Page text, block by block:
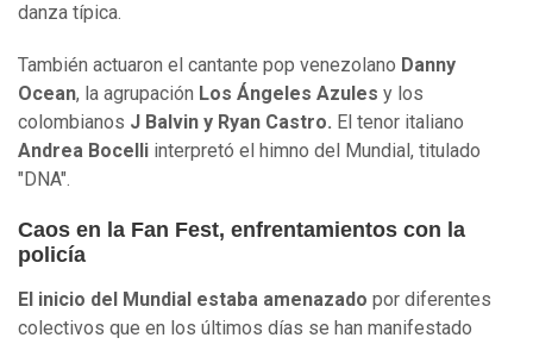
danza típica.
También actuaron el cantante pop venezolano Danny
Ocean, la agrupación Los Ángeles Azules y los
colombianos J Balvin y Ryan Castro. El tenor italiano
Andrea Bocelli interpretó el himno del Mundial, titulado
"DNA".
Caos en la Fan Fest, enfrentamientos con la
policía
El inicio del Mundial estaba amenazado por diferentes
colectivos que en los últimos días se han manifestado